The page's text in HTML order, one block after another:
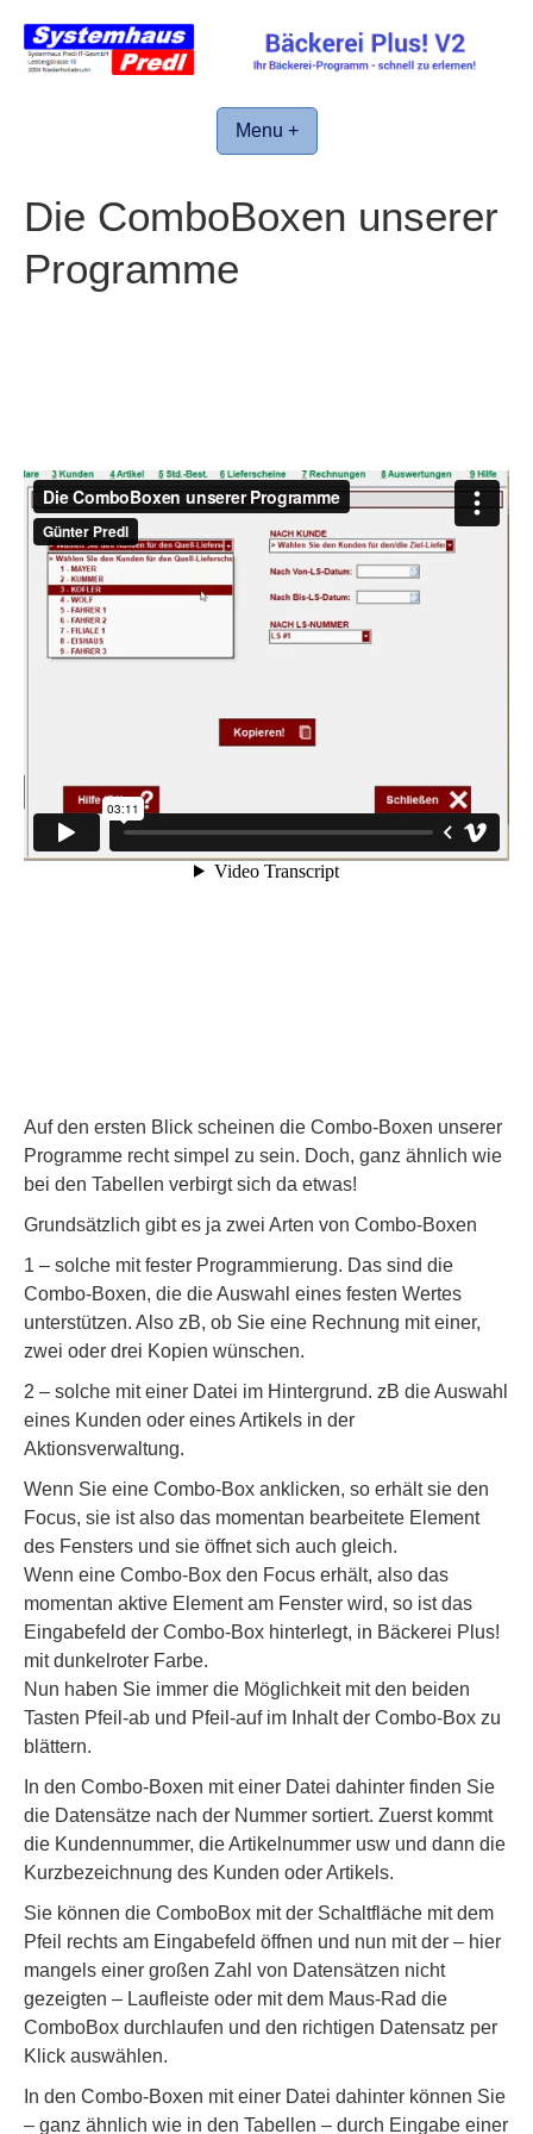
content
Menu +
Die ComboBoxen unserer
Programme
Auf den ersten Blick scheinen die Combo-Boxen unserer
Programme recht simpel zu sein. Doch, ganz ähnlich wie
bei den Tabellen verbirgt sich da etwas!
Grundsätzlich gibt es ja zwei Arten von Combo-Boxen
1 – solche mit fester Programmierung. Das sind die
Combo-Boxen, die die Auswahl eines festen Wertes
unterstützen. Also zB, ob Sie eine Rechnung mit einer,
zwei oder drei Kopien wünschen.
2 – solche mit einer Datei im Hintergrund. zB die Auswahl
eines Kunden oder eines Artikels in der
Aktionsverwaltung.
Wenn Sie eine Combo-Box anklicken, so erhält sie den
Focus, sie ist also das momentan bearbeitete Element
des Fensters und sie öffnet sich auch gleich.
Wenn eine Combo-Box den Focus erhält, also das
momentan aktive Element am Fenster wird, so ist das
Eingabefeld der Combo-Box hinterlegt, in Bäckerei Plus!
mit dunkelroter Farbe.
Nun haben Sie immer die Möglichkeit mit den beiden
Tasten Pfeil-ab und Pfeil-auf im Inhalt der Combo-Box zu
blättern.
In den Combo-Boxen mit einer Datei dahinter finden Sie
die Datensätze nach der Nummer sortiert. Zuerst kommt
die Kundennummer, die Artikelnummer usw und dann die
Kurzbezeichnung des Kunden oder Artikels.
Sie können die ComboBox mit der Schaltfläche mit dem
Pfeil rechts am Eingabefeld öffnen und nun mit der – hier
mangels einer großen Zahl von Datensätzen nicht
gezeigten – Laufleiste oder mit dem Maus-Rad die
ComboBox durchlaufen und den richtigen Datensatz per
Klick auswählen.
In den Combo-Boxen mit einer Datei dahinter können Sie
– ganz ähnlich wie in den Tabellen – durch Eingabe einer